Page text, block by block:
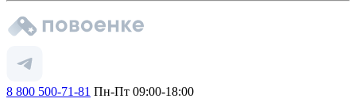
8 800 500-71-81 Пн-Пт 09:00-18:00